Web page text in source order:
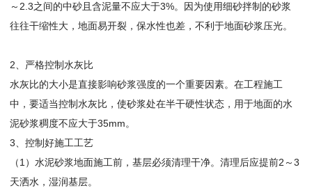
～2.3之间的中砂且含泥量不应大于3%。因为使用细砂拌制的砂浆
往往干缩性大，地面易开裂，保水性也差，不利于地面砂浆压光。
2、严格控制水灰比
水灰比的大小是直接影响砂浆强度的一个重要因素。在工程施工
中，要适当控制水灰比，使砂浆处在半干硬性状态，用于地面的水
泥砂浆稠度不应大于35mm。
3、控制好施工工艺
（1）水泥砂浆地面施工前，基层必须清理干净。清理后应提前2～3
天洒水，湿润基层。